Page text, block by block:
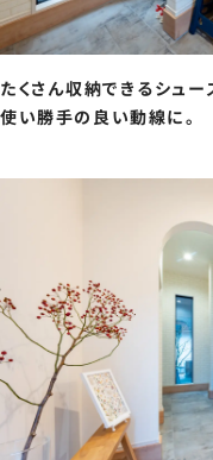
たくさん収納できるシュ
使い勝手の良い動線に。